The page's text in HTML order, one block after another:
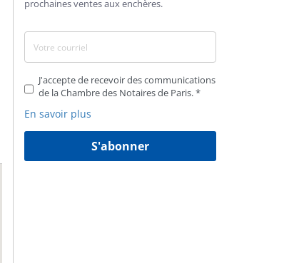
prochaines ventes aux enchères.
J'accepte de recevoir des communications
de la Chambre des Notaires de Paris.
En savoir plus
S'abonner